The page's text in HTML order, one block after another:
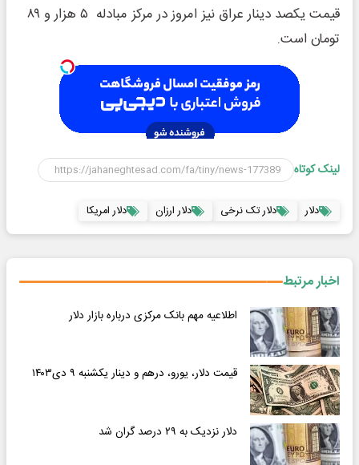
قیمت یکصد دینار عراق نیز امروز در مرکز مبادله ۵ هزار و ۸۹
تومان است.
لینک کوتاه
دلار دلار تک نرخی دلار ارزان دلار امریکا
اخبار مرتبط
اطلاعیه مهم بانک مرکزی درباره بازار دلار
قیمت دلار، یورو، درهم و دینار یکشنبه ۹ دی۱۴۰۳
دلار نزدیک به ۲۹ درصد گران شد